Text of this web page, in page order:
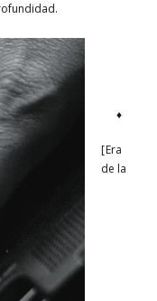
♦
[ Era
de la